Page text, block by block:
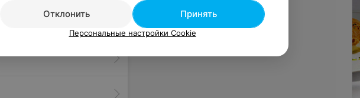
Отклонить
Принять
Персональные настройки Cookie